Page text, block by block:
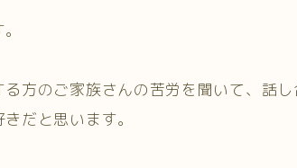
方のご家族さんの苦労を聞いて、話し
だと思います。